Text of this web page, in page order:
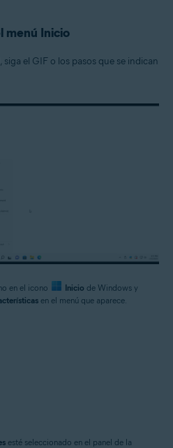
menú Inicio
el GIF o los pasos que se indican
en el icono Inicio de Windows y
en el menú que aparece.
esté seleccionado en el panel de la